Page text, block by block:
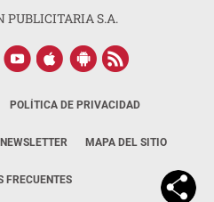
PUBLICITARIA S.A.
POLÍTICA DE PRIVACIDAD
NEWSLETTER MAPA DEL SITIO
FRECUENTES